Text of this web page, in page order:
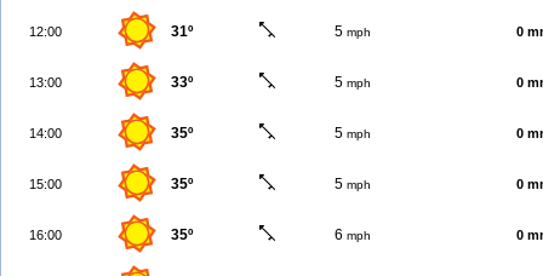
12:00 31º 5 mph 0
13:00 33º 5 mph 0
14:00 35º 5 mph 0
15:00 35º 5 mph 0
16:00 35º 6 mph 0